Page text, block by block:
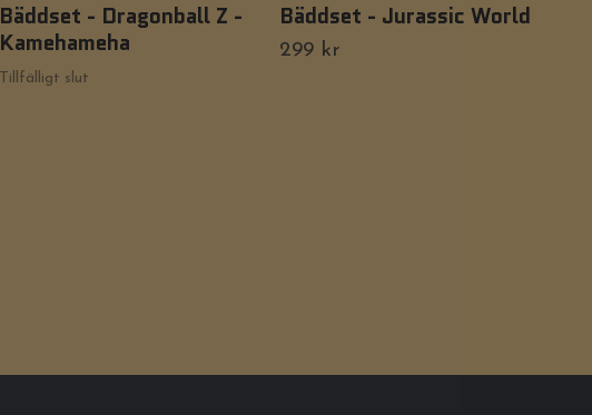
Bäddset - Dragonball Z -
Kamehameha
Tillfälligt slut
Bäddset - Jurassic World
299 kr